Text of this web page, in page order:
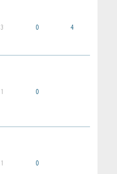
3 0 4
1 0
1 0